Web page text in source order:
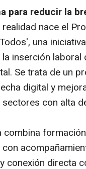
para reducir la
nace el
una
inserción
Se trata de un
digital y
con alta
combina
conexión directa